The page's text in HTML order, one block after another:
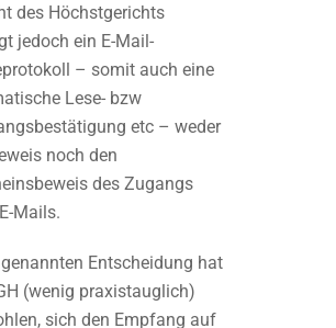
des Höchstgerichts
jedoch ein E-Mail-
– somit auch eine
Lese- bzw
etc – weder
noch den
des Zugangs
Mails.
genannten Entscheidung hat
(wenig praxistauglich)
sich den Empfang auf